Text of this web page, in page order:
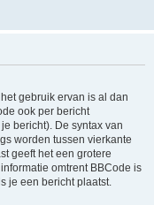
gebruik ervan is al dan
ook per bericht
bericht). De syntax van
worden tussen vierkante
geeft het een grotere
omtrent BBCode is
je een bericht plaatst.